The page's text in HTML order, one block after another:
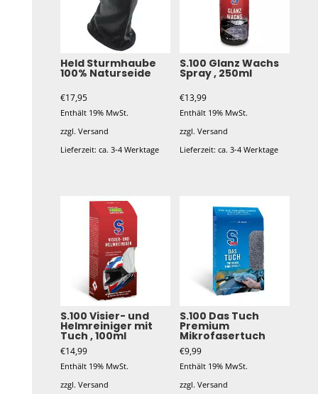
Held Sturmhaube
100% Naturseide
€17,95
Enthält 19% MwSt.
zzgl.Versand
Lieferzeit: ca. 3-4 Werktage
S.100 Glanz Wachs
Spray , 250ml
€13,99
Enthält 19% MwSt.
zzgl. Versand
Lieferzeit: ca. 3-4 Werktage
S.100 Visier- und
Helmreiniger mit
Tuch , 100ml
€14,99
Enthält 19% MwSt.
zzgl.Versand
S.100 Das Tuch
Premium
Mikrofasertuch
€9,99
Enthält 19% MwSt.
zzgl. Versand